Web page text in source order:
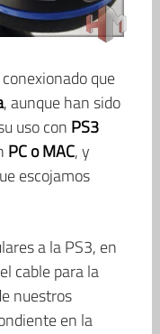
que
, aunque han sido
uso con PS3
PC o MAC, y
escojamos
a la PS3, en
cable para la
nuestros
en la